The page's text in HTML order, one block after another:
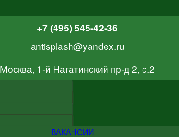
+7 (495) 545-42-36
antisplash@yandex.ru
Москва, 1-й Нагатинский пр-д 2, с.2
ВАКАНСИИ